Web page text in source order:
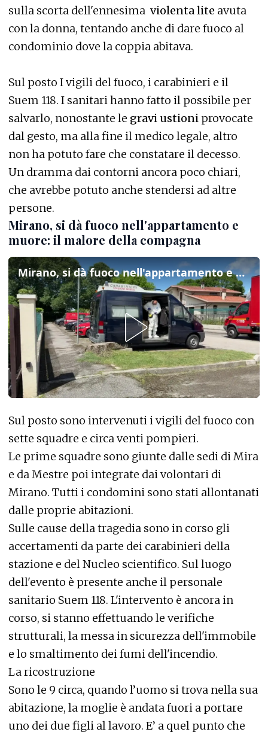
sulla scorta dell'ennesima violenta lite avuta
con la donna, tentando anche di dare fuoco al
condominio dove la coppia abitava.
Sul posto I vigili del fuoco, i carabinieri e il
Suem 118. I sanitari hanno fatto il possibile per
salvarlo, nonostante le gravi ustioni provocate
dal gesto, ma alla fine il medico legale, altro
non ha potuto fare che constatare il decesso.
Un dramma dai contorni ancora poco chiari,
che avrebbe potuto anche stendersi ad altre
persone.
Mirano, si dà fuoco nell'appartamento e
muore: il malore della compagna
Mirano, si dà fuoco nell'appartamento e muore: il malore della compagna
Sul posto sono intervenuti i vigili del fuoco con
sette squadre e circa venti pompieri.
Le prime squadre sono giunte dalle sedi di Mira
e da Mestre poi integrate dai volontari di
Mirano. Tutti i condomini sono stati allontanati
dalle proprie abitazioni.
Sulle cause della tragedia sono in corso gli
accertamenti da parte dei carabinieri della
stazione e del Nucleo scientifico. Sul luogo
dell'evento è presente anche il personale
sanitario Suem 118. L'intervento è ancora in
corso, si stanno effettuando le verifiche
strutturali, la messa in sicurezza dell'immobile
e lo smaltimento dei fumi dell'incendio.
La ricostruzione
Sono le 9 circa, quando l’uomo si trova nella sua
abitazione, la moglie è andata fuori a portare
uno dei due figli al lavoro. E’ a quel punto che